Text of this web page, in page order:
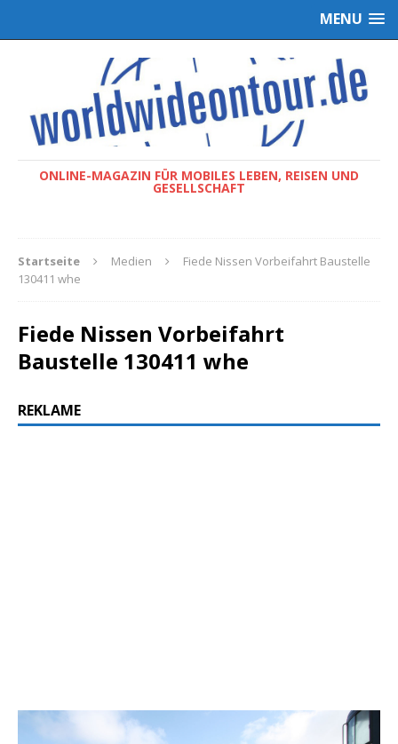
MENU
ONLINE-MAGAZIN FÜR MOBILES LEBEN, REISEN UND
GESELLSCHAFT
Startseite Medien
Fiede Nissen Vorbeifahrt Baustelle
130411 whe
Fiede Nissen Vorbeifahrt
Baustelle 130411 whe
REKLAME